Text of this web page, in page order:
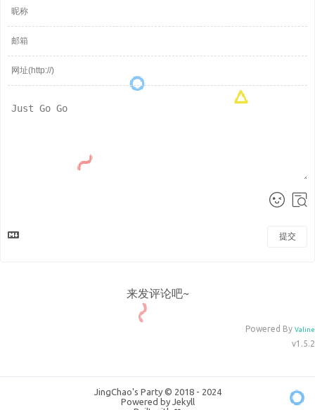
提交
来发评论吧~
Powered By Valine
v1.5.2
JingChao's Party © 2018 - 2024
Powered by Jekyll